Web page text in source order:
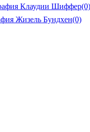
Клаудии Шиффер(0)
Жизель Бундхен(0)